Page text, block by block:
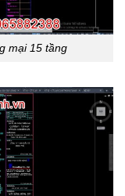
mại 15 tầng